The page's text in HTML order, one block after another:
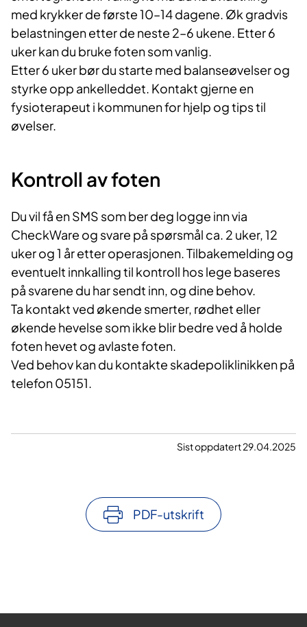
med krykker de første 10–14 dagene. Øk gradvis
belastningen etter de neste 2–6 ukene. Etter 6
uker kan du bruke foten som vanlig.
Etter 6 uker bør du starte med balanseøvelser og
styrke opp ankelleddet. Kontakt gjerne en
fysioterapeut i kommunen for hjelp og tips til
øvelser.
Kontroll av foten
Du vil få en SMS som ber deg logge inn via
CheckWare og svare på spørsmål ca. 2 uker, 12
uker og 1 år etter operasjonen. Tilbakemelding og
eventuelt innkalling til kontroll hos lege baseres
på svarene du har sendt inn, og dine behov.
Ta kontakt ved økende smerter, rødhet eller
økende hevelse som ikke blir bedre ved å holde
foten hevet og avlaste foten.
Ved behov kan du kontakte skadepoliklinikken på
telefon 05151.
Sist oppdatert 29.04.2025
PDF-utskrift